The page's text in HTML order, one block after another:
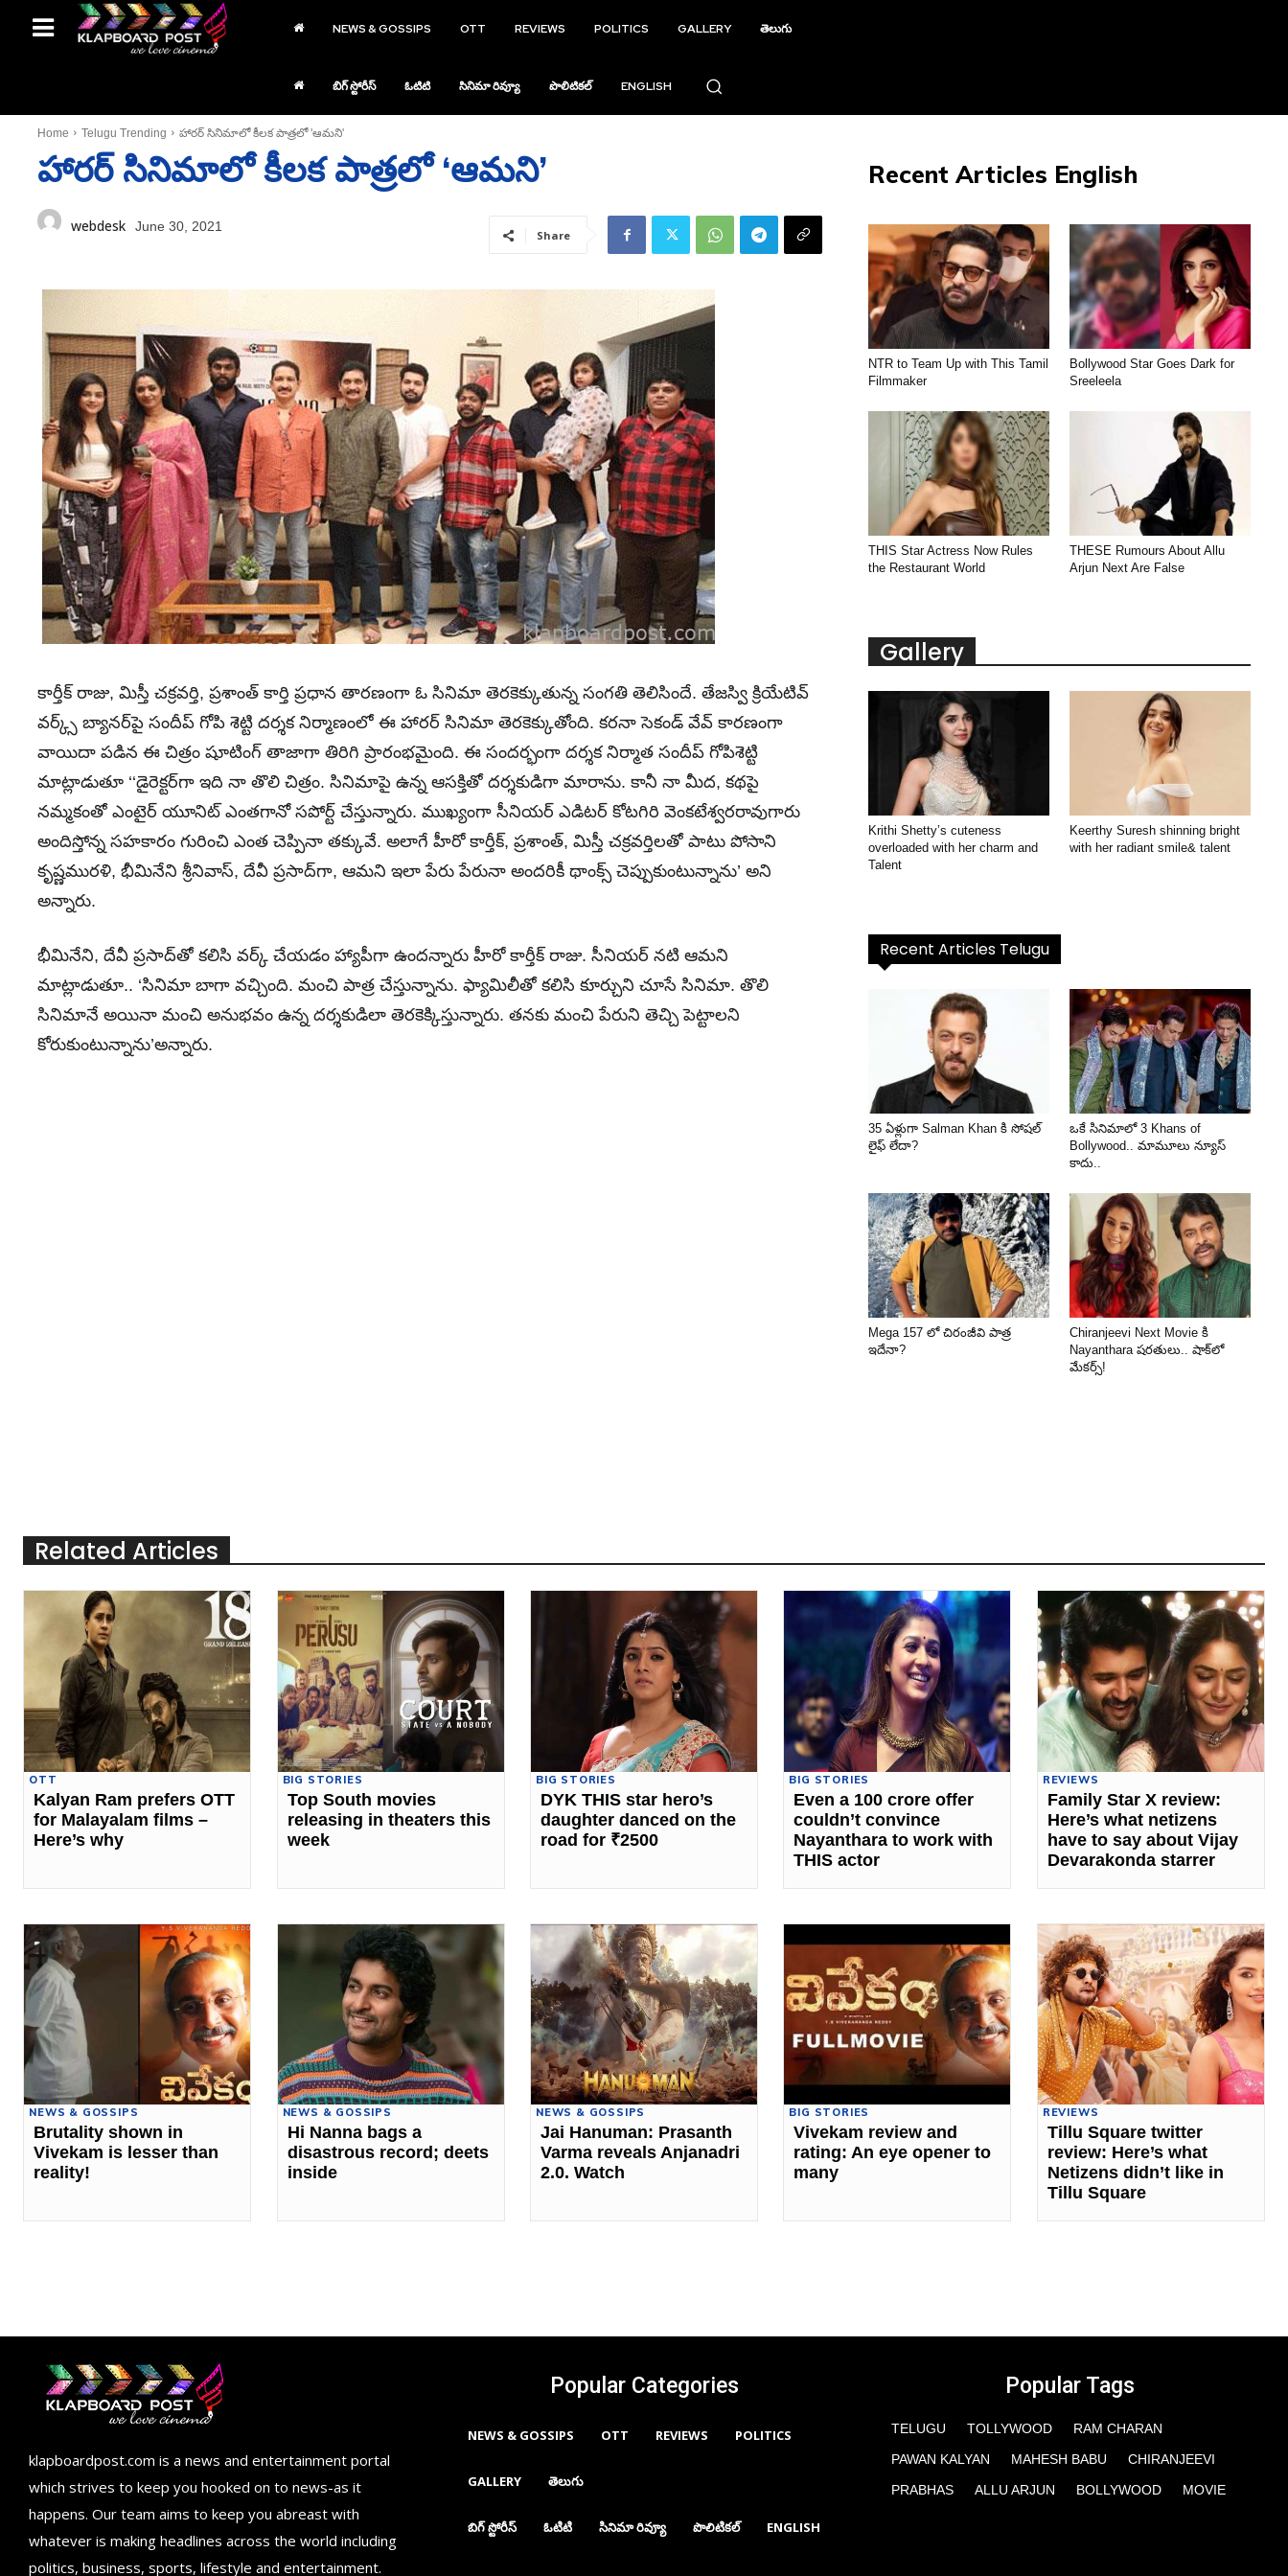
NEWS & GOSSIPS OTT REVIEWS POLITICS GALLERY తెలుగు
బిగ్ స్టోరీస్ ఓటిటి సినిమా రివ్యూ పొలిటికల్ ENGLISH
Home Telugu Trending హారర్‌ సినిమాలో కీలక పాత్రలో 'ఆమని'
హారర్‌ సినిమాలో కీలక పాత్రలో ‘ఆమని’
webdesk June 30, 2021
Share
కార్తీక్ రాజు, మిస్తీ చ‌క్ర‌వ‌ర్తి, ప్రశాంత్ కార్తి ప్రధాన తారణంగా ఓ సినిమా తెరకెక్కుతున్న సంగతి తెలిసిందే. తేజ‌స్వి క్రియేటివ్
వ‌ర్క్స్ బ్యాన‌ర్‌పై సందీప్ గోపి శెట్టి ద‌ర్శ‌క నిర్మాణంలో ఈ హారర్‌ సినిమా తెరకెక్కుతోంది. కరనా సెకండ్‌ వేవ్‌ కారణంగా
వాయిదా పడిన ఈ చిత్రం షూటింగ్‌ తాజాగా తిరిగి ప్రారంభమైంది. ఈ సందర్భంగా ద‌ర్శ‌క నిర్మాత సందీప్ గోపిశెట్టి
మాట్లాడుతూ ‘‘డైరెక్ట‌ర్‌గా ఇది నా తొలి చిత్రం. సినిమాపై ఉన్న ఆస‌క్తితో ద‌ర్శ‌కుడిగా మారాను. కానీ నా మీద‌, క‌థ‌పై
న‌మ్మ‌కంతో ఎంటైర్ యూనిట్ ఎంత‌గానో స‌పోర్ట్ చేస్తున్నారు. ముఖ్యంగా సీనియ‌ర్ ఎడిట‌ర్ కోట‌గిరి వెంక‌టేశ్వ‌ర‌రావుగారు
అందిస్తోన్న స‌హ‌కారం గురించి ఎంత చెప్పినా త‌క్కువే. అలాగే హీరో కార్తీక్‌, ప్ర‌శాంత్‌, మిస్తీ చ‌క్ర‌వ‌ర్తిల‌తో పాటు పోసాని
కృష్ణ‌ముర‌ళి, భీమినేని శ్రీనివాస్‌, దేవీ ప్ర‌సాద్‌గా, ఆమ‌ని ఇలా పేరు పేరునా అంద‌రికీ థాంక్స్ చెప్పుకుంటున్నాను’ అని
అన్నారు.
భీమినేని, దేవీ ప్రసాద్‌తో క‌లిసి వ‌ర్క్ చేయ‌డం హ్యాపీగా ఉందన్నారు హీరో కార్తీక్‌ రాజు. సీనియర్‌ నటి ఆమని
మాట్లాడుతూ.. ‘సినిమా బాగా వ‌చ్చింది. మంచి పాత్ర చేస్తున్నాను. ఫ్యామిలీతో క‌లిసి కూర్చుని చూసే సినిమా. తొలి
సినిమానే అయినా మంచి అనుభ‌వం ఉన్న ద‌ర్శ‌కుడిలా తెర‌కెక్కిస్తున్నారు. త‌న‌కు మంచి పేరుని తెచ్చి పెట్టాల‌ని
కోరుకుంటున్నాను’అన్నారు.
Recent Articles English
NTR to Team Up with This Tamil
Filmmaker
Bollywood Star Goes Dark for
Sreeleela
THIS Star Actress Now Rules
the Restaurant World
THESE Rumours About Allu
Arjun Next Are False
Gallery
Krithi Shetty’s cuteness
overloaded with her charm and
Talent
Keerthy Suresh shinning bright
with her radiant smile& talent
Recent Articles Telugu
35 ఏళ్లుగా Salman Khan కి సోషల్
లైఫ్ లేదా?
ఒకే సినిమాలో 3 Khans of
Bollywood.. మామూలు న్యూస్
కాదు..
Mega 157 లో చిరంజీవి పాత్ర
ఇదేనా?
Chiranjeevi Next Movie కి
Nayanthara షరతులు.. షాక్‌లో
మేకర్స్!
Related Articles
OTT
Kalyan Ram prefers OTT
for Malayalam films –
Here’s why
BIG STORIES
Top South movies
releasing in theaters this
week
BIG STORIES
DYK THIS star hero’s
daughter danced on the
road for ₹2500
BIG STORIES
Even a 100 crore offer
couldn’t convince
Nayanthara to work with
THIS actor
REVIEWS
Family Star X review:
Here’s what netizens
have to say about Vijay
Devarakonda starrer
NEWS & GOSSIPS
Brutality shown in
Vivekam is lesser than
reality!
NEWS & GOSSIPS
Hi Nanna bags a
disastrous record; deets
inside
NEWS & GOSSIPS
Jai Hanuman: Prasanth
Varma reveals Anjanadri
2.0. Watch
BIG STORIES
Vivekam review and
rating: An eye opener to
many
REVIEWS
Tillu Square twitter
review: Here’s what
Netizens didn’t like in
Tillu Square
klapboardpost.com is a news and entertainment portal
which strives to keep you hooked on to news-as it
happens. Our team aims to keep you abreast with
whatever is making headlines across the world including
politics, business, sports, lifestyle and entertainment.
Popular Categories
NEWS & GOSSIPS OTT REVIEWS POLITICS
GALLERY తెలుగు
బిగ్ స్టోరీస్ ఓటిటి సినిమా రివ్యూ పొలిటికల్ ENGLISH
Popular Tags
TELUGU TOLLYWOOD
RAM CHARAN
PAWAN KALYAN
MAHESH BABU
CHIRANJEEVI
PRABHAS
ALLU ARJUN BOLLYWOOD MOVIE